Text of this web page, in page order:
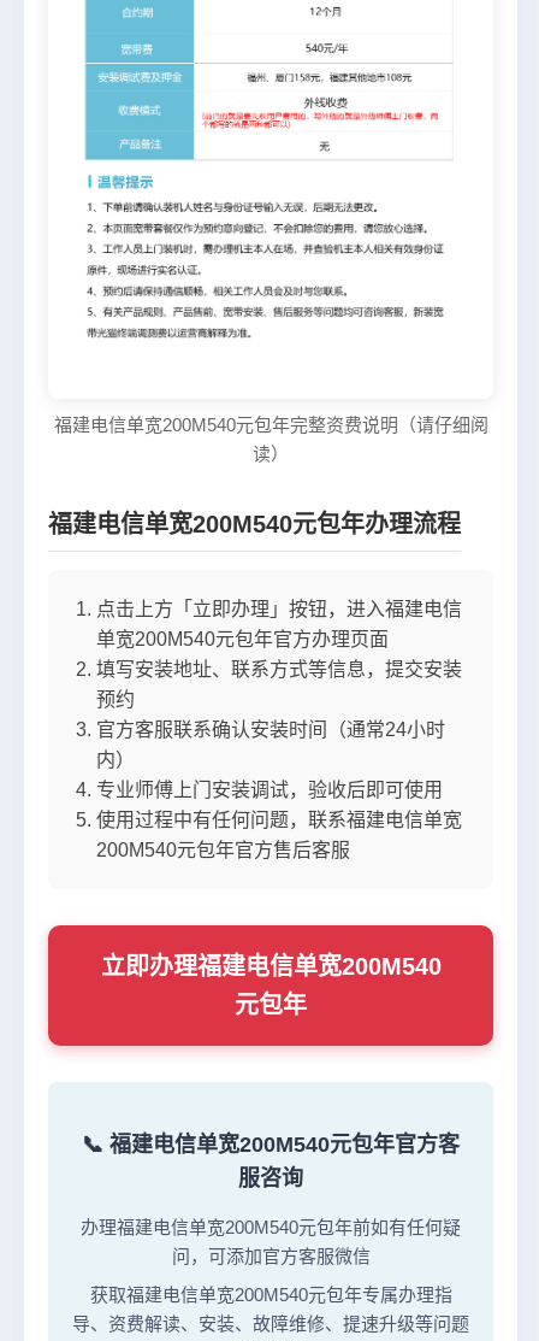
福建电信单宽200M540元包年完整资费说明（请仔细阅
读）
福建电信单宽200M540元包年办理流程
点击上方「立即办理」按钮，进入福建电信
单宽200M540元包年官方办理页面
填写安装地址、联系方式等信息，提交安装
预约
官方客服联系确认安装时间（通常24小时
内）
专业师傅上门安装调试，验收后即可使用
使用过程中有任何问题，联系福建电信单宽
200M540元包年官方售后客服
立即办理福建电信单宽200M540
元包年
📞 福建电信单宽200M540元包年官方客
服咨询
办理福建电信单宽200M540元包年前如有任何疑
问，可添加官方客服微信
获取福建电信单宽200M540元包年专属办理指
导、资费解读、安装、故障维修、提速升级等问题